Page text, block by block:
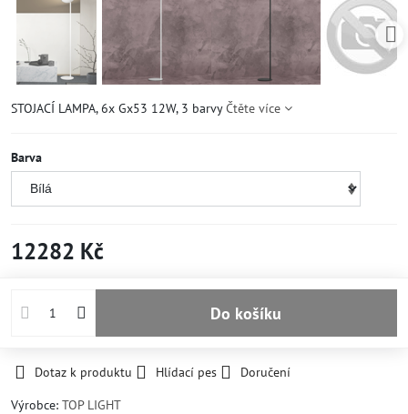
STOJACÍ LAMPA, 6x Gx53 12W, 3 barvyČtěte více
Barva
12282 Kč
Do košíku
Dotaz k produktu Hlídací pes
Doručení
Výrobce: TOP LIGHT